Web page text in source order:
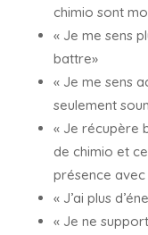
chimio sont
« Je me sens
battre»
« Je me sens
seulement
« Je récupère
de chimio et
présence avec
« J’ai plus
« Je ne